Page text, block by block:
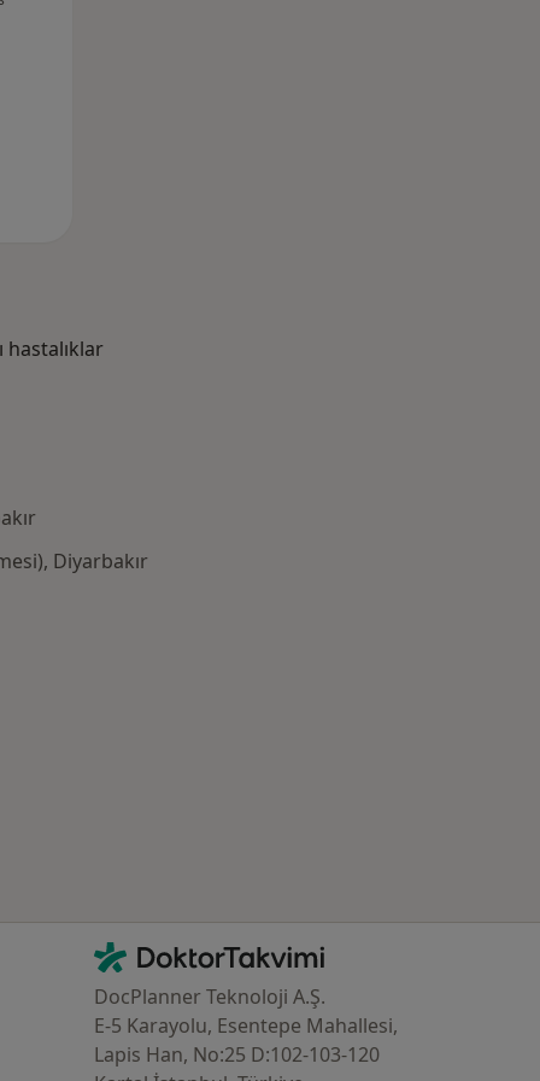
hastalıklar
Diyarbakır
İletişim
DoktorTakvimi - Ana Sayfa
DocPlanner Teknoloji A.Ş.
E-5 Karayolu, Esentepe Mahallesi,
Lapis Han, No:25 D:102-103-120